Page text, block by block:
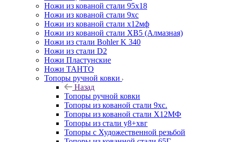
Ножи из кованой стали 95х18
Ножи из кованой стали 9хс
Ножи из кованой стали х12мф
Ножи из кованой стали ХВ5 (Алмазная)
Ножи из стали Bohler K 340
Ножи из стали D2
Ножи Пластунские
Ножи ТАНТО
Топоры ручной ковки
Назад
Топоры ручной ковки
Топоры из кованой стали 9хс.
Топоры из кованой стали Х12МФ
Топоры из стали у8+хвг
Топоры с Художественной резьбой